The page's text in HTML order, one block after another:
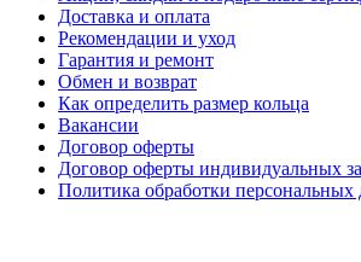
Доставка и оплата
Рекомендации и уход
Гарантия и ремонт
Обмен и возврат
Как определить размер кольца
Вакансии
Договор оферты
Договор оферты индивидуальных
Политика обработки